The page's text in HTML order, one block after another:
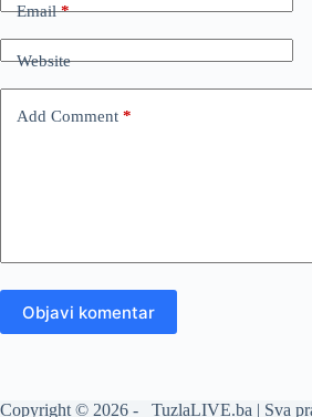
Email*
Website
Add Comment *
Objavi komentar
Copyright © 2026 - TuzlaLIVE.ba | Sva